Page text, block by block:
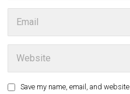
Save my name, email, and